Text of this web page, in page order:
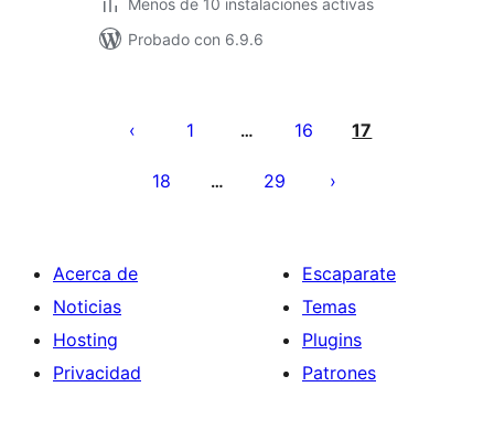
Menos de 10 instalaciones activas
Probado con 6.9.6
1 … 16 17
18 … 29
Acerca de
Noticias
Hosting
Privacidad
Escaparate
Temas
Plugins
Patrones